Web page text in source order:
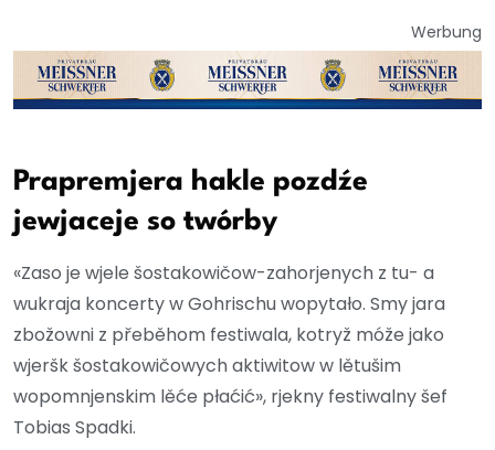
Werbung
Prapremjera hakle pozdźe
jewjaceje so twórby
«Zaso je wjele šostakowičow-zahorjenych z tu- a
wukraja koncerty w Gohrischu wopytało. Smy jara
zbožowni z přeběhom festiwala, kotryž móže jako
wjeršk šostakowičowych aktiwitow w lětušim
wopomnjenskim lěće płaćić», rjekny festiwalny šef
Tobias Spadki.